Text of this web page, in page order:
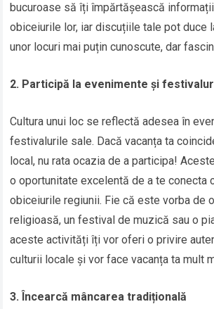
bucuroase să îți împărtășească
obiceiurile lor, iar discuțiile tale pot duce
unor locuri mai puțin cunoscute, dar
2. Participă la evenimente și
Cultura unui loc se reflectă adesea în
festivalurile sale. Dacă vacanța ta
local, nu rata ocazia de a participa!
o oportunitate excelentă de a te conecta
obiceiurile regiunii. Fie că este vorba de
religioasă, un festival de muzică sau o
aceste activități îți vor oferi o privire
culturii locale și vor face vacanța ta mult
3. Încearcă mâncarea tradițională